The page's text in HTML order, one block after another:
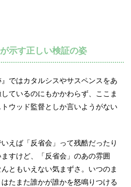
示す正しい検証の姿
ではカタルシスやサスペンスをあ
ているのにもかかわらず、ここま
ウッド監督としか言いようがない
いえば「反省会」って残酷だったり
すけど、「反省会」のあの雰囲
ともいえない気まずさ。いつのま
たまた誰かが誰かを怒鳴りつける